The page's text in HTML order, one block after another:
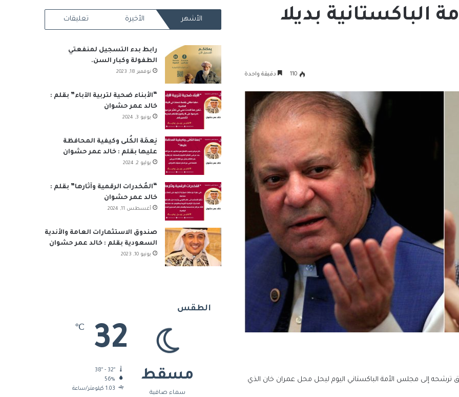
الباكستانية بديلا
110 دقيقة واحدة
ترشحه إلى مجلس الأمة الباكستاني اليوم ليحل محل عمران خان الذي
RSS
الأشهر الأخيرة تعليقات
رابط بدء التسجيل لمنفعتي
الطفولة وكبار السن.
نوفمبر 18, 2023
“الأبناء ضحية لتربية الآباء” بقلم :
خالد عمر حشوان
يونيو 3, 2024
نِعمَة الكُلى وكيفية المحافظة
عليها بقلم : خالد عمر حشوان
يوليو 2, 2024
“المُخدرات الرقمية وآثارها” بقلم :
خالد عمر حشوان
أغسطس 11, 2024
صندوق الاستثمارات العامة والأندية
السعودية بقلم : خالد عمر حشوان
يونيو 10, 2023
الطقس
مسقط
سماء صافية
32
℃
56%
1.03 كيلومتر/ساعة